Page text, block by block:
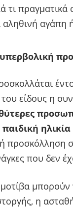
τι πραγματικά
αγάπη
του είδους η
προσκόλληση
που δεν
η